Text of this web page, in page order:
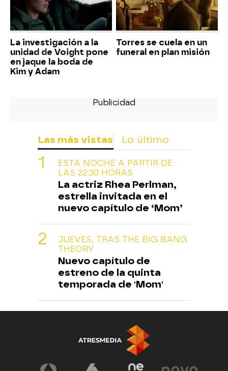
La investigación a la
unidad de Voight pone
en jaque la boda de
Kim y Adam
Torres se cuela en un
funeral en plan misión
Las más vistas Lo último
ESTA NOCHE A PARTIR DE
LAS 22:30 HORAS
La actriz Rhea Perlman,
estrella invitada en el
nuevo capítulo de ‘Mom’
JUEVES, TRAS THE BIG BANG
THEORY
Nuevo capítulo de
estreno de la quinta
temporada de 'Mom'